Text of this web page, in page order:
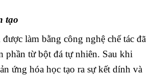
tạo
làm bằng công nghệ chế tác đã
phần từ bột đá tự nhiên. Sau khi
ứng hóa học tạo ra sự kết dính và